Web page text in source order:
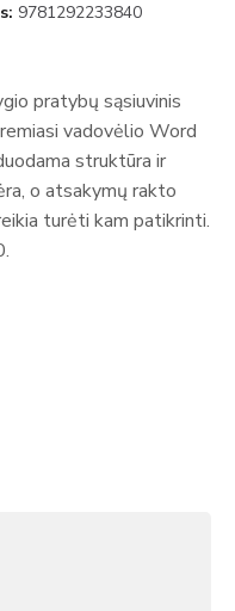
9781292233840
pratybų sąsiuvinis
vadovėlio Word
struktūra ir
o atsakymų rakto
turėti kam patikrinti.